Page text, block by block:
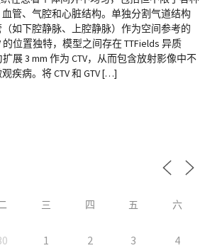
管、气腔和心脏结构。单独分割气道结构
（如下腔静脉、上腔静脉）作为空间参考的
位置独特，模型之间存在 TTFields 异质
展 3 mm 作为 CTV，从而包含放射影像中不
疾病。将 CTV 和 GTV […]
三 四 五 六
1 2 3 4